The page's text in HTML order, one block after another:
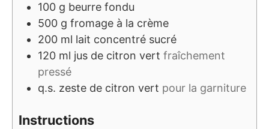
100 g beurre fondu
500 g fromage à la crème
200 ml lait concentré sucré
120 ml jus de citron vert fraîchement
pressé
q.s. zeste de citron vert pour la garniture
Instructions